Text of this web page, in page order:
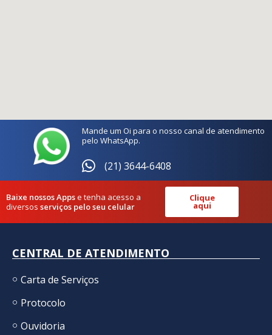
Mande um Oi para o nosso canal de atendimento
pelo WhatsApp.
(21) 3644-6408
Baixe nossos Appse tenha acesso a
diversos serviços pelo seu celular
Clique
aqui
CENTRAL DE ATENDIMENTO
Carta de Serviços
Protocolo
Ouvidoria